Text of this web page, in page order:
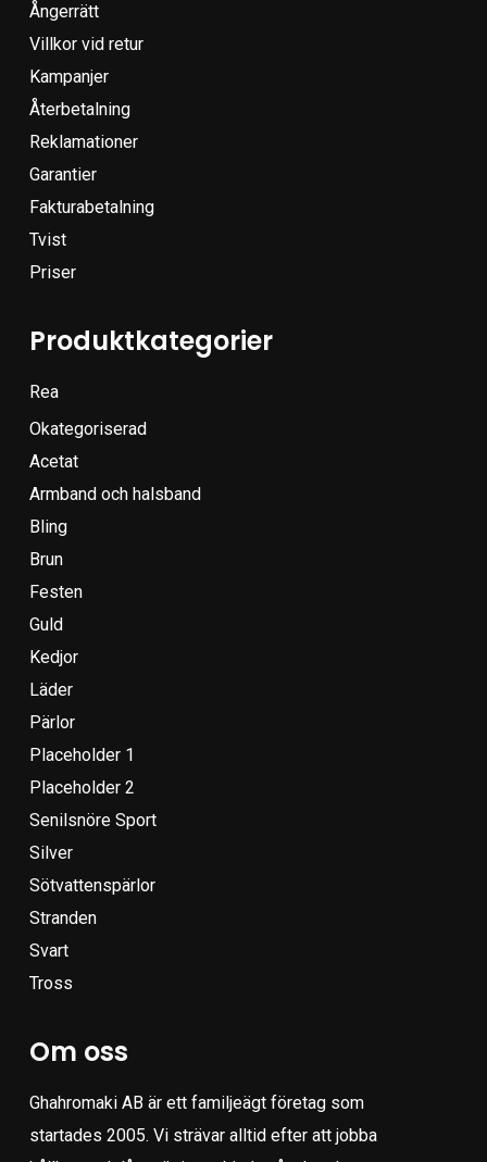
Ångerrätt
Villkor vid retur
Kampanjer
Återbetalning
Reklamationer
Garantier
Fakturabetalning
Tvist
Priser
Produktkategorier
Rea
Okategoriserad
Acetat
Armband och halsband
Bling
Brun
Festen
Guld
Kedjor
Läder
Pärlor
Placeholder 1
Placeholder 2
Senilsnöre Sport
Silver
Sötvattenspärlor
Stranden
Svart
Tross
Om oss
Ghahromaki AB är ett familjeägt företag som
startades 2005. Vi strävar alltid efter att jobba